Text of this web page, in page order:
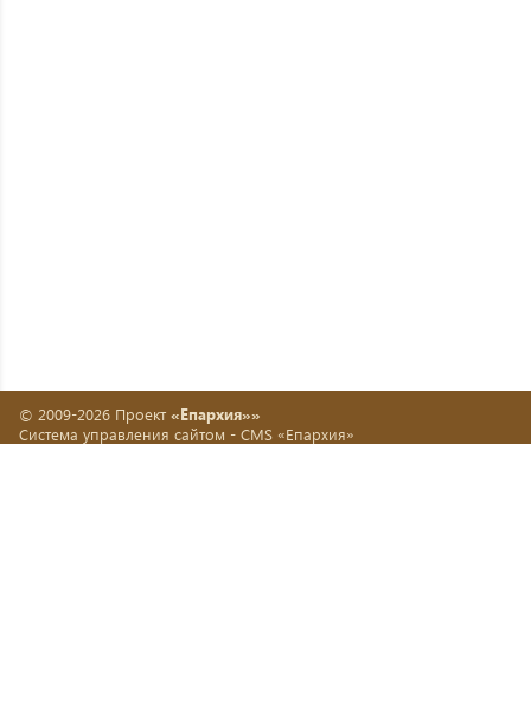
© 2009-2026 Проект «Епархия»»
Система управления сайтом - CMS «Епархия»